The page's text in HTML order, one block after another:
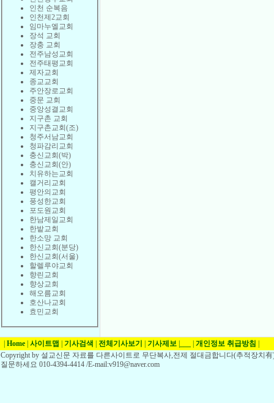
인천 순복음
인천제2교회
임마누엘교회
장석 교회
장충 교회
전주남성교회
전주태평교회
제자교회
종교교회
주안장로교회
중문 교회
중앙성결교회
지구촌 교회
지구촌교회(조)
청주서남교회
청파감리교회
충신교회(박)
충신교회(안)
치유하는교회
캘거리교회
평안의교회
풍성한교회
포도원교회
한남제일교회
한밭교회
한소망 교회
한신교회(분당)
한신교회(서울)
할렐루야교회
향린교회
향상교회
해오름교회
호산나교회
효민교회
Home 사이트맵 기사검색 전체기사보기 기사제보 개인정보 취급방침
Copyright by 설교신문 자료를 다른사이트로 무단복사,전제 절대금합니다(추적장치
질문하세요 010-4394-4414 /E-mail:v919@naver.com